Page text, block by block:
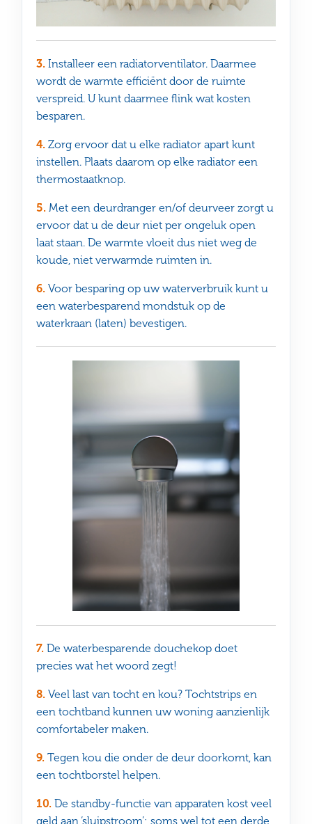
3. Installeer een radiatorventilator. Daarmee
wordt de warmte efficiënt door de ruimte
verspreid. U kunt daarmee flink wat kosten
besparen.
4. Zorg ervoor dat u elke radiator apart kunt
instellen. Plaats daarom op elke radiator een
thermostaatknop.
5. Met een deurdranger en/of deurveer zorgt u
ervoor dat u de deur niet per ongeluk open
laat staan. De warmte vloeit dus niet weg de
koude, niet verwarmde ruimten in.
6. Voor besparing op uw waterverbruik kunt u
een waterbesparend mondstuk op de
waterkraan (laten) bevestigen.
7. De waterbesparende douchekop doet
precies wat het woord zegt!
8. Veel last van tocht en kou? Tochtstrips en
een tochtband kunnen uw woning aanzienlijk
comfortabeler maken.
9. Tegen kou die onder de deur doorkomt, kan
een tochtborstel helpen.
10. De standby-functie van apparaten kost veel
geld aan ‘sluipstroom’; soms wel tot een derde